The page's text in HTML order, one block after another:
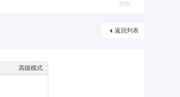
举报
返回列表
高级模式